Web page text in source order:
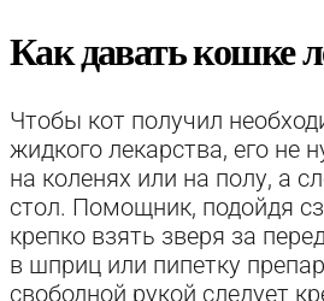
Как давать кошке
Чтобы кот получил
жидкого лекарства, его не
на коленях или на полу, а
стол. Помощник, подойдя
крепко взять зверя за
в шприц или пипетку
свободной рукой следует